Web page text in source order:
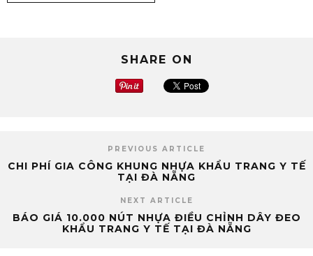
SHARE ON
PREVIOUS ARTICLE
CHI PHÍ GIA CÔNG KHUNG NHỰA KHẨU TRANG Y TẾ
TẠI ĐÀ NẴNG
NEXT ARTICLE
BÁO GIÁ 10.000 NÚT NHỰA ĐIỀU CHỈNH DÂY ĐEO
KHẨU TRANG Y TẾ TẠI ĐÀ NẴNG